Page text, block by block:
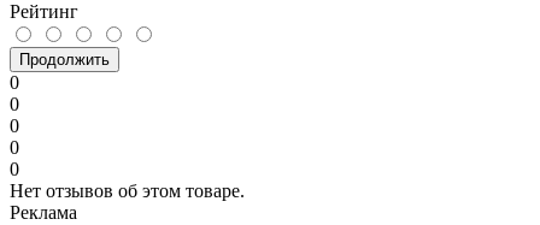
Рейтинг
Продолжить
0
0
0
0
0
Нет отзывов об этом товаре.
Реклама